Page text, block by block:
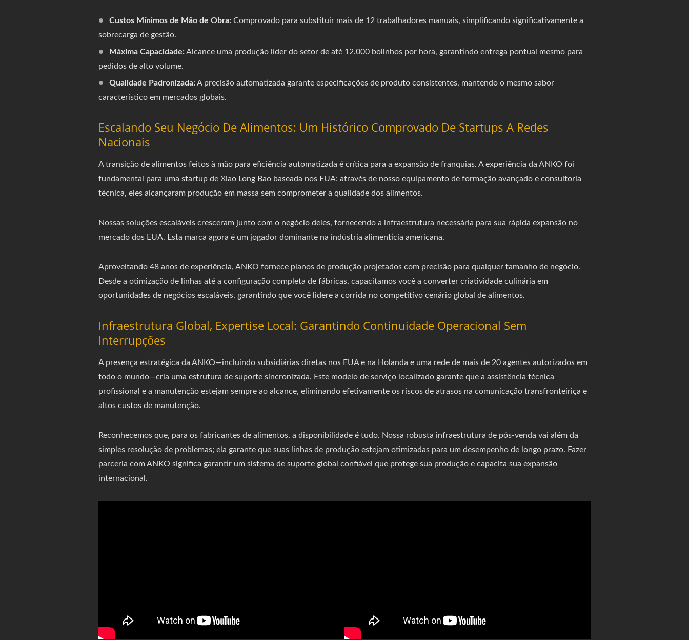
Custos Mínimos de Mão de Obra: Comprovado para substituir mais de 12 trabalhadores manuais, simplificando significativamente a
sobrecarga de gestão.
Máxima Capacidade:Alcance uma produção líder do setor de até 12.000 bolinhos por hora, garantindo entrega pontual mesmo para
pedidos de alto volume.
Qualidade Padronizada:A precisão automatizada garante especificações de produto consistentes, mantendo o mesmo sabor
característico em mercados globais.
Escalando Seu Negócio De Alimentos: Um Histórico Comprovado De Startups A Redes
Nacionais
A transição de alimentos feitos à mão para eficiência automatizada é crítica para a expansão de franquias. A experiência da ANKO foi
fundamental para uma startup de Xiao Long Bao baseada nos EUA: através de nosso equipamento de formação avançado e consultoria
técnica, eles alcançaram produção em massa sem comprometer a qualidade dos alimentos.
Nossas soluções escaláveis cresceram junto com o negócio deles, fornecendo a infraestrutura necessária para sua rápida expansão no
mercado dos EUA. Esta marca agora é um jogador dominante na indústria alimentícia americana.
Aproveitando 48 anos de experiência, ANKO fornece planos de produção projetados com precisão para qualquer tamanho de negócio.
Desde a otimização de linhas até a configuração completa de fábricas, capacitamos você a converter criatividade culinária em
oportunidades de negócios escaláveis, garantindo que você lidere a corrida no competitivo cenário global de alimentos.
Infraestrutura Global, Expertise Local: Garantindo Continuidade Operacional Sem
Interrupções
A presença estratégica da ANKO—incluindo subsidiárias diretas nos EUA e na Holanda e uma rede de mais de 20 agentes autorizados em
todo o mundo—cria uma estrutura de suporte sincronizada. Este modelo de serviço localizado garante que a assistência técnica
profissional e a manutenção estejam sempre ao alcance, eliminando efetivamente os riscos de atrasos na comunicação transfronteiriça e
altos custos de manutenção.
Reconhecemos que, para os fabricantes de alimentos, a disponibilidade é tudo. Nossa robusta infraestrutura de pós-venda vai além da
simples resolução de problemas; ela garante que suas linhas de produção estejam otimizadas para um desempenho de longo prazo. Fazer
parceria com ANKO significa garantir um sistema de suporte global confiável que protege sua produção e capacita sua expansão
internacional.